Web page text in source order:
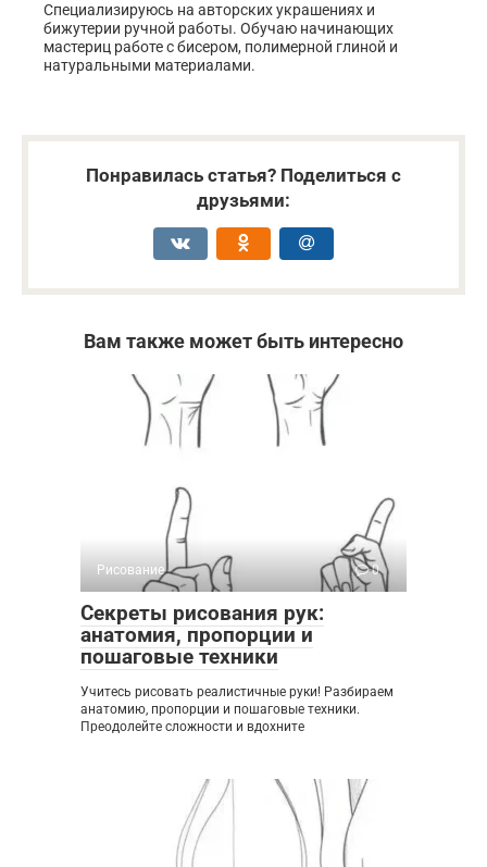
Специализируюсь на авторских украшениях и
бижутерии ручной работы. Обучаю начинающих
мастериц работе с бисером, полимерной глиной и
натуральными материалами.
Понравилась статья? Поделиться с
друзьями:
Вам также может быть интересно
Рисование 0
Секреты рисования рук:
анатомия, пропорции и
пошаговые техники
Учитесь рисовать реалистичные руки! Разбираем
анатомию, пропорции и пошаговые техники.
Преодолейте сложности и вдохните